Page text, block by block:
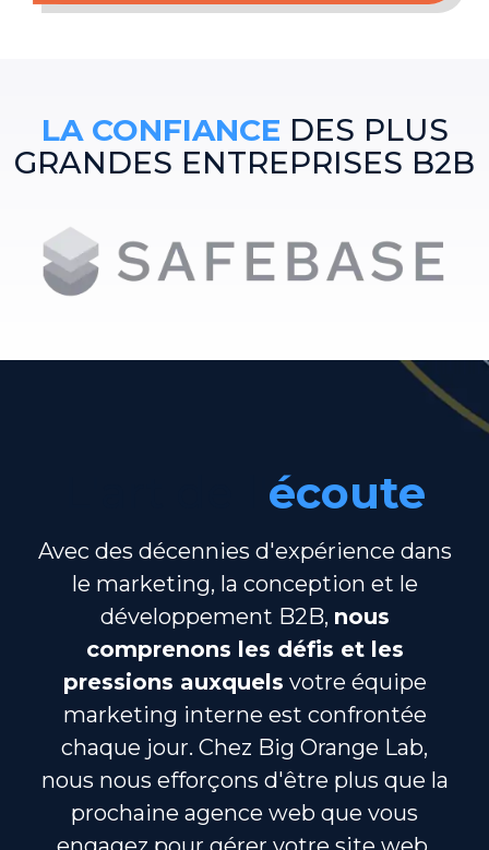
LA CONFIANCE DES PLUS
GRANDES ENTREPRISES B2B
écoute
Avec des décennies d'expérience dans
le marketing, la conception et le
développement B2B, nous
comprenons les défis et les
pressions auxquels votre équipe
marketing interne est confrontée
chaque jour. Chez Big Orange Lab,
nous nous efforçons d'être plus que la
prochaine agence web que vous